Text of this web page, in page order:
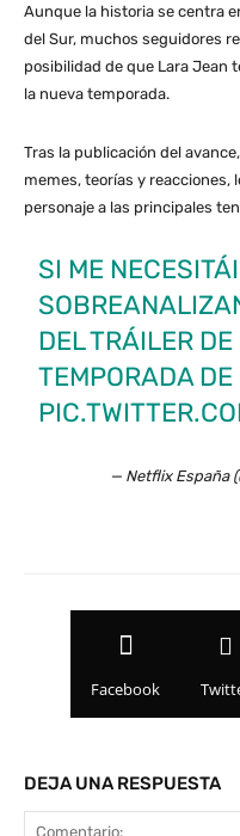
Aunque la historia se centra
del Sur, muchos seguidores
posibilidad de que Lara Jean
la nueva temporada.
Tras la publicación del
memes, teorías y reacciones,
personaje a las principales
SI ME
DEL TRÁILER
TEMPORADA DE
— Netflix España
Facebook
DEJA UNA RESPUESTA